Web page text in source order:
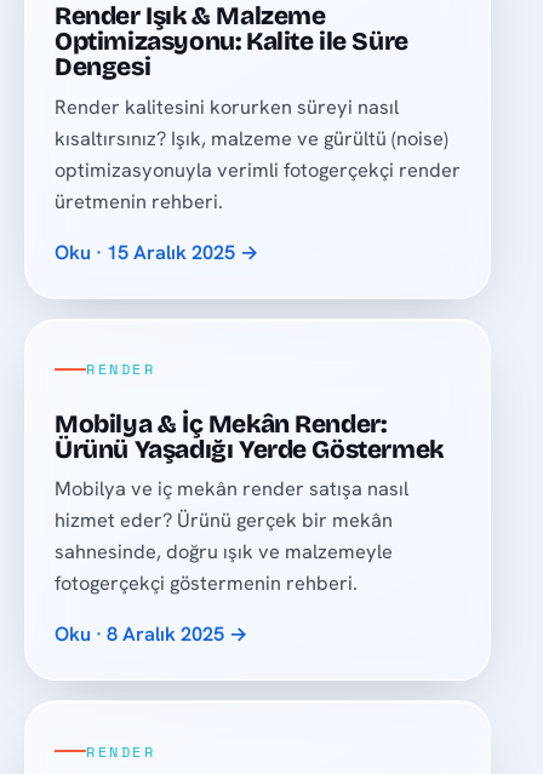
Render Işık & Malzeme
Optimizasyonu: Kalite ile Süre
Dengesi
Render kalitesini korurken süreyi nasıl
kısaltırsınız? Işık, malzeme ve gürültü (noise)
optimizasyonuyla verimli fotogerçekçi render
üretmenin rehberi.
Oku · 15 Aralık 2025 →
RENDER
Mobilya & İç Mekân Render:
Ürünü Yaşadığı Yerde Göstermek
Mobilya ve iç mekân render satışa nasıl
hizmet eder? Ürünü gerçek bir mekân
sahnesinde, doğru ışık ve malzemeyle
fotogerçekçi göstermenin rehberi.
Oku · 8 Aralık 2025 →
RENDER